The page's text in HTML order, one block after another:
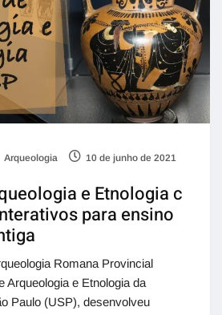
Arqueologia 10 de junho de 2021
e Etnologia c
para ensino
Romana Provincial
Arqueologia e Etnologia da
Paulo (USP), desenvolveu